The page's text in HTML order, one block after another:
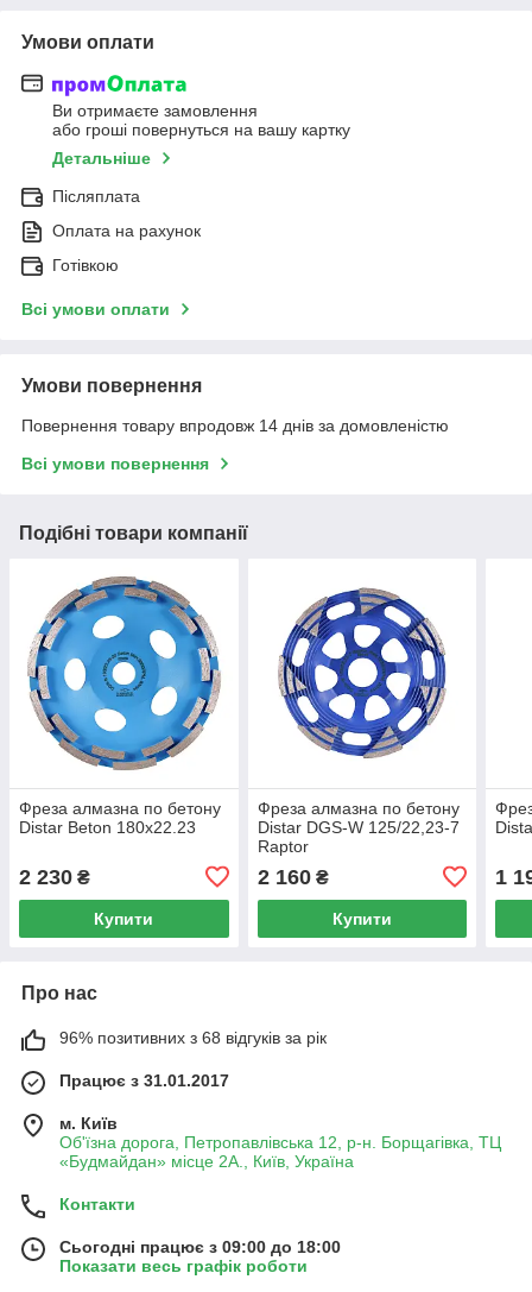
Умови оплати
Ви отримаєте замовлення
або гроші повернуться на вашу картку
Детальніше
Післяплата
Оплата на рахунок
Готівкою
Всі умови оплати
Умови повернення
Повернення товару впродовж 14 днів за домовленістю
Всі умови повернення
Подібні товари компанії
Фреза алмазна по бетону
Distar Beton 180x22.23
2 230 ₴
Купити
Фреза алмазна по бетону
Distar DGS-W 125/22,23-7
Raptor
2 160₴
Купити
1
Про нас
96% позитивних з 68 відгуків за рік
Працює з 31.01.2017
м. Київ
Об'їзна дорога, Петропавлівська 12, р-н. Борщагівка, ТЦ
«Будмайдан» місце 2А., Київ, Україна
Контакти
Сьогодні працює з 09:00 до 18:00
Показати весь графік роботи